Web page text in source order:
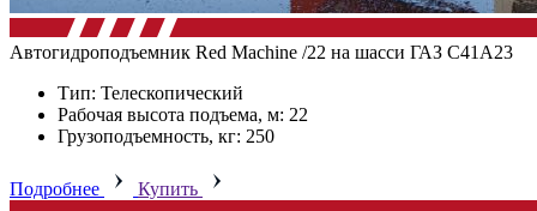
Автогидроподъемник Red Machine /22 на шасси ГАЗ C41А23
Тип: Телескопический
Рабочая высота подъема, м: 22
Грузоподъемность, кг: 250
Подробнее Купить